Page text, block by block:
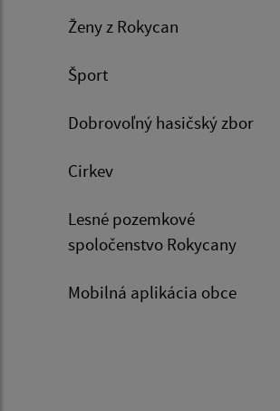
Ženy z Rokycan
Šport
Dobrovoľný hasičský zbor
Cirkev
Lesné pozemkové
spoločenstvo Rokycany
Mobilná aplikácia obce